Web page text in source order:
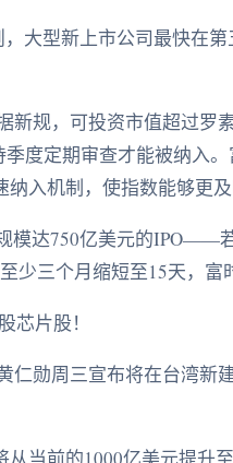
大型新上市公司最快在
规，可投资市值超过罗
度定期审查才能被纳入
入机制，使指数能够更
模达750亿美元的IPO——
少三个月缩短至15天，富
芯片股！
勋周三宣布将在台湾新
当前的1000亿美元提升